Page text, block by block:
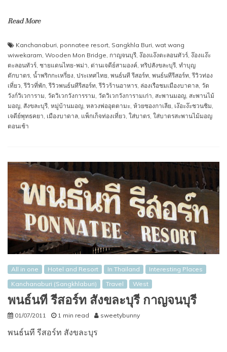
Read More
Kanchanaburi, ponnatee resort, Sangkhla Buri, wat wang
wiwekaram, Wooden Mon Bridge, กาญจนบุรี, ง๊องแง๊งตะลอนทัวร์, ง๊องแง๊ะ
ตะลอนทัวร์, ชายแดนไทย-พม่า, ด่านเจดีย์สามองค์, ทริปสังขละบุรี, ทำบุญ
ตักบาตร, น้ำพริกกะเหรี่ยง, ประเทศไทย, พนธ์นที รีสอร์ท, พนธ์นทีรีสอร์ท,รีวิวท่อง
เที่ยว,รีวิวที่พัก,รีวิวพนธ์นทีรีสอร์ท,รีวิวร้านอาหาร, ล่องเรือชมเมืองบาดาล, วัด
วังก์วิเวการาม, วัดวิเวกวังการราม, วัดวิเวกวังการามเก่า, สะพานมอญ, สะพานไม้
มอญ, สังขละบุรี, หมู่บ้านมอญ, หลวงพ่ออุตตามะ, ห้วยซองกาเลีย, เง๊อะง๊ะชวนชิม,
เจดีย์พุทธคยา, เมืองบาดาล, แพ็กเก็จท่องเที่ยว, ใส่บาตร, ใส่บาตรสะพานไม้มอญ
ตอนเช้า
All in one Hotel and Resort In Thailand
Interesting Places
Kanchanaburi (Sangkhlaburi)
Travel West
พนธ์นที รีสอร์ท สังขละบุรี กาญจนบุรี
01/07/2011 1 min read sweetybunny
พนธ์นที รีสอร์ท สังขละบุร